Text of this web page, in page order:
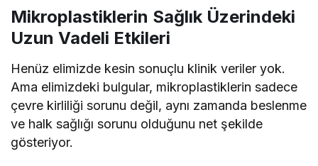
Mikroplastiklerin Sağlık Üzerindeki
Uzun Vadeli Etkileri
Henüz elimizde kesin sonuçlu klinik veriler yok.
Ama elimizdeki bulgular, mikroplastiklerin sadece
çevre kirliliği sorunu değil, aynı zamanda beslenme
ve halk sağlığı sorunu olduğunu net şekilde
gösteriyor.